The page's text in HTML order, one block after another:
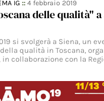
IG ::4 febbraio 2019
delle qualità"
si svolgerà a Siena, un
qualità in Toscana,
collaborazione con la